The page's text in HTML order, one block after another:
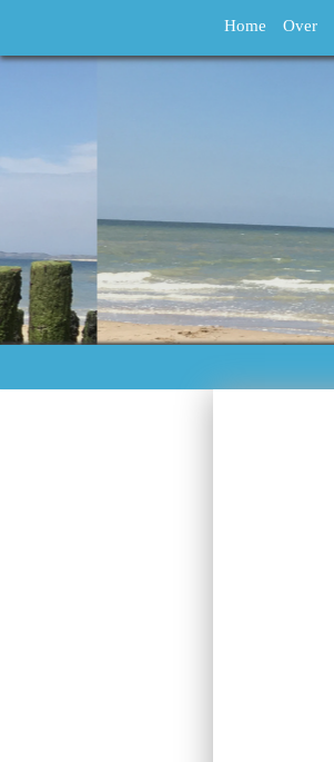
Home Over